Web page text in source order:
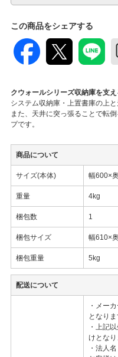
この商品をシェアする
クウォールシリーズ収納庫を支
システム収納庫・上置書庫の上
また、天井に突っ張ることで転
プです。
商品について
サイズ(本体) 幅600×
重量 4kg
梱包数 1
梱包サイズ 幅610×
梱包重量 5kg
配送について
・メー
となりま
・上記
けとなり
・法人